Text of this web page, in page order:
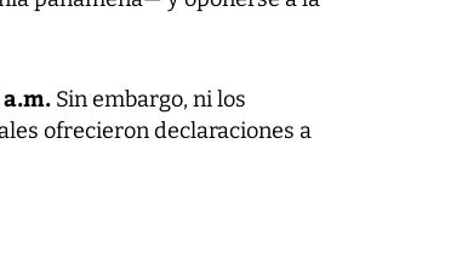
Sin embargo, ni los
ofrecieron declaraciones a